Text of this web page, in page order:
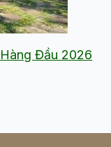
Đầu 2026